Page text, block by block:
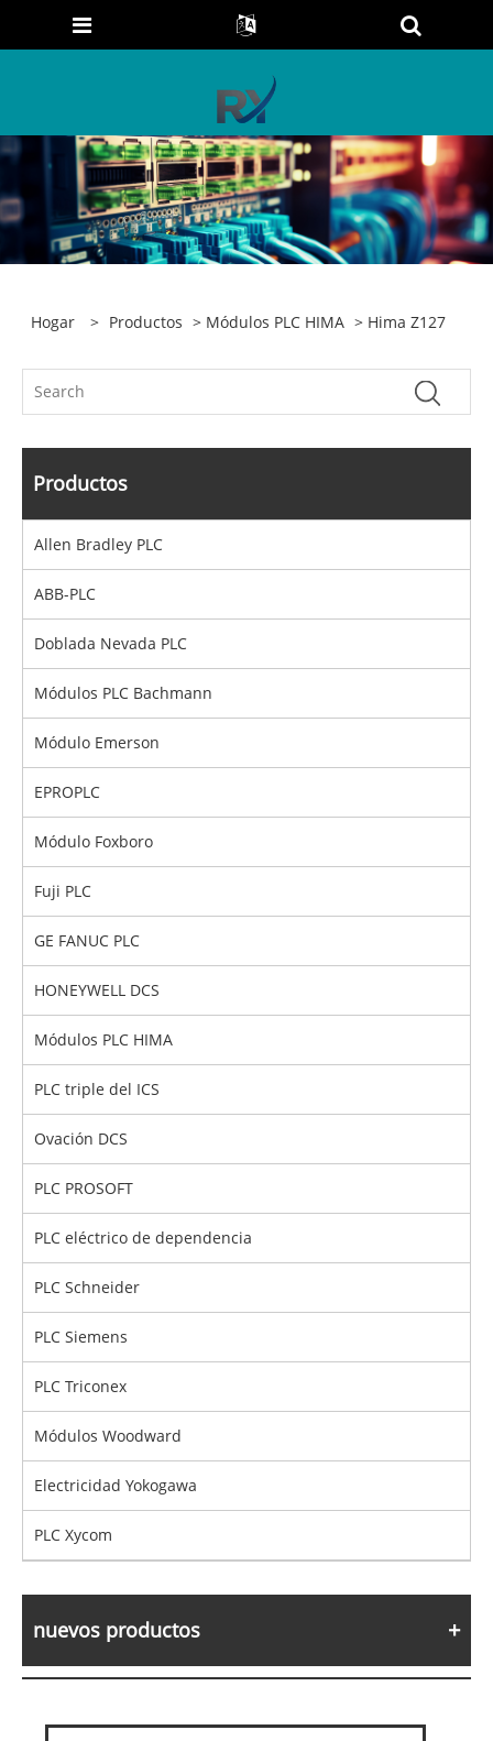
Hogar > Productos > Módulos PLC HIMA > Hima Z127
Productos
Allen Bradley PLC
ABB-PLC
Doblada Nevada PLC
Módulos PLC Bachmann
Módulo Emerson
EPROPLC
Módulo Foxboro
Fuji PLC
GE FANUC PLC
HONEYWELL DCS
Módulos PLC HIMA
PLC triple del ICS
Ovación DCS
PLC PROSOFT
PLC eléctrico de dependencia
PLC Schneider
PLC Siemens
PLC Triconex
Módulos Woodward
Electricidad Yokogawa
PLC Xycom
nuevos productos